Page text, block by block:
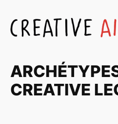
au
contenu
CREATIVE